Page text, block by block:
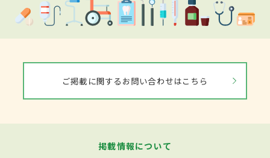
ご掲載に関するお問い合わせはこちら
掲載情報について